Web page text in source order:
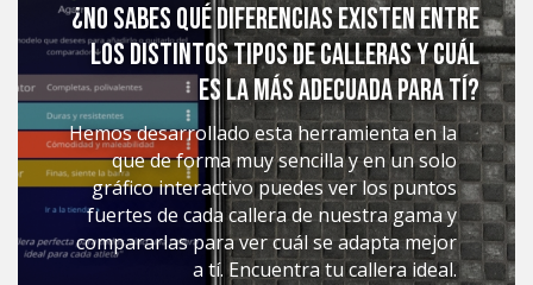
¿No sabes qué diferencias existen entre
los distintos tipos de calleras y cuál
es la más adecuada para tí?
Hemos desarrollado esta herramienta en la
que de forma muy sencilla y en un solo
gráfico interactivo puedes ver los puntos
fuertes de cada callera de nuestra gama y
compararlas para ver cuál se adapta mejor
a tí. Encuentra tu callera ideal.